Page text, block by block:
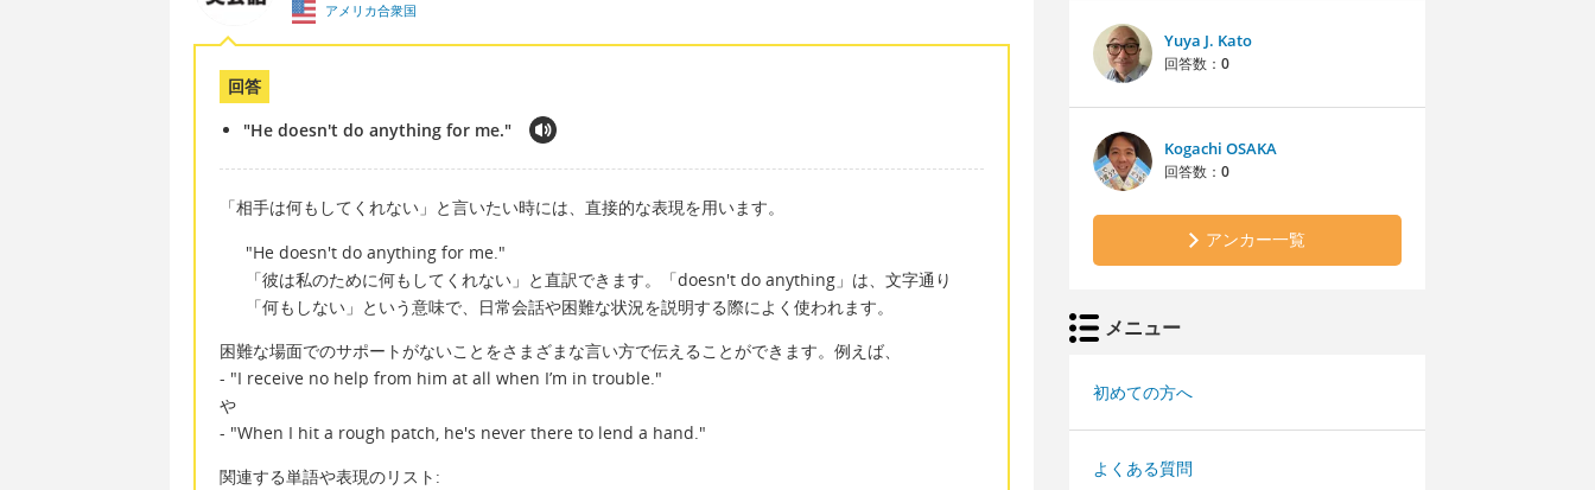
アメリカ合衆国
回答
"He doesn't do anything for me."
「相手は何もしてくれない」と言いたい時には、直接的な表現を用います。
"He doesn't do anything for me."
「彼は私のために何もしてくれない」と直訳できます。「doesn't do anything」は、文字通り
「何もしない」という意味で、日常会話や困難な状況を説明する際によく使われます。
困難な場面でのサポートがないことをさまざまな言い方で伝えることができます。例えば、
- "I receive no help from him at all when I’m in trouble."
や
- "When I hit a rough patch, he's never there to lend a hand."
関連する単語や表現のリスト:
Yuya J. Kato
回答数： 0
Kogachi OSAKA
回答数： 0
アンカー一覧
メニュー
初めての方へ
よくある質問